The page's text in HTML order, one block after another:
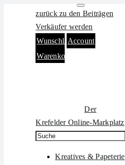
zurück zu den Beiträgen
Verkäufer werden
WunschlisteAccount
Warenkorb
Der
Krefelder Online-Markplatz
Kreatives & Papeterie